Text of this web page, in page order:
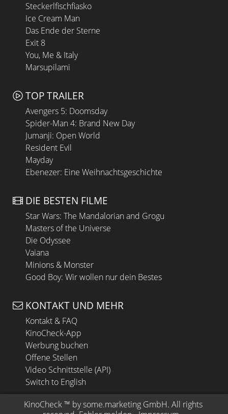
Steckerlfischfiasko
Ice Cream Man
Das Ende der Sterne
Exit 8
You, Me & Italy
Marsupilami
TOP TRAILER
Avengers 5: Doomsday
Spider-Man 4: Brand New Day
Jumanji: Open World
Resident Evil
Mayday
Ebenezer: Eine Weihnachtsgeschichte
DIE BESTEN FILME
Star Wars: The Mandalorian and Grogu
Masters of the Universe
Die Odyssee
Vaiana
Minions & Monster
Good Boy: Wir wollen nur dein Bestes
KONTAKT UND MEHR
Kontakt & FAQ
KinoCheck-App
Werbung buchen
Offene Stellen
Video Schnittstelle (API)
Switch to English
KinoCheck ™ by some.marketing GmbH. All rights